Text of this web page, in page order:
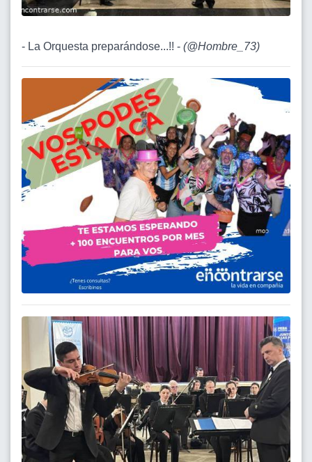
- La Orquesta preparándose...!! - (@Hombre_73)